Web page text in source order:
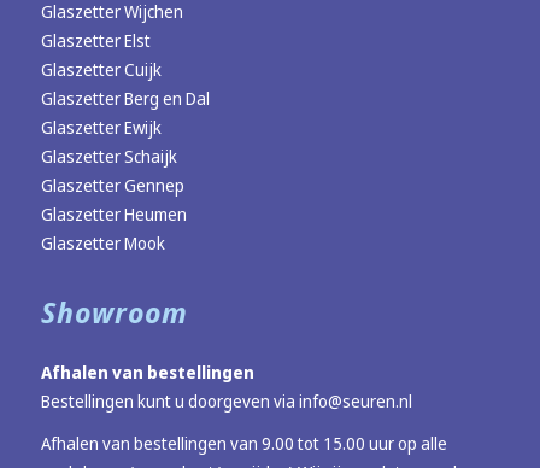
Glaszetter Wijchen
Glaszetter Elst
Glaszetter Cuijk
Glaszetter Berg en Dal
Glaszetter Ewijk
Glaszetter Schaijk
Glaszetter Gennep
Glaszetter Heumen
Glaszetter Mook
Showroom
Afhalen van bestellingen
Bestellingen kunt u doorgeven via info@seuren.nl
Afhalen van bestellingen van 9.00 tot 15.00 uur op alle